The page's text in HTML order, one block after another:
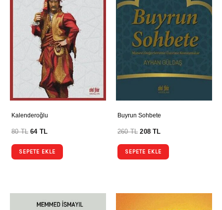
Kalenderoğlu
80TL 64 TL
SEPETE EKLE
Buyrun Sohbete
260TL 208TL
SEPETE EKLE